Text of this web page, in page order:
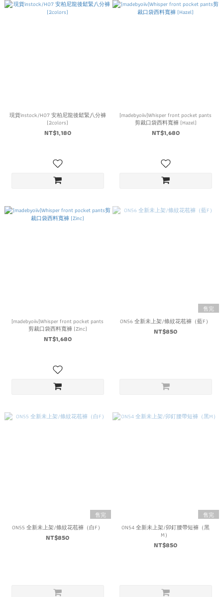
現貨instock/H07 安柏尼龍後鬆緊八分褲
(2colors)
NT$1,180
[madebyoiiv]Whisper front pocket pants
剪裁口袋西料寬褲 (Hazel)
NT$1,680
[madebyoiiv]Whisper front pocket pants
剪裁口袋西料寬褲 (Zinc)
NT$1,680
售完
ON56 全新未上架/條紋花苞褲（藍F）
NT$850
售完
ON55 全新未上架/條紋花苞褲（白F）
NT$850
售完
ON54 全新未上架/卯釘腰帶短褲（黑
M）
NT$850